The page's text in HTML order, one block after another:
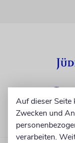
Auf dieser Seite
Zwecken und
verarbeiten.